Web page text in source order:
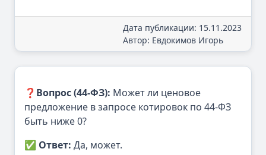
Дата публикации: 15.11.2023
Автор: Евдокимов Игорь
❓ Вопрос (44-ФЗ): Может ли ценовое
предложение в запросе котировок по 44-ФЗ
быть ниже 0?
✅ Ответ: Да, может.